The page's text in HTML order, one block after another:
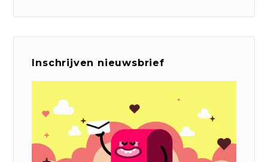
Inschrijven nieuwsbrief